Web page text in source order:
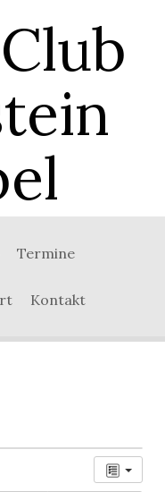
Termine
Kontakt